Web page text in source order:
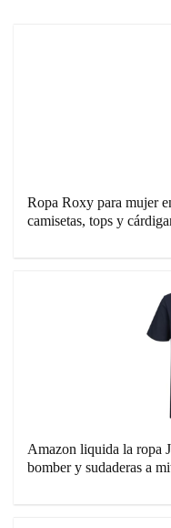
Ropa Roxy para mujer
camisetas, tops y
Amazon liquida la ropa
bomber y sudaderas a